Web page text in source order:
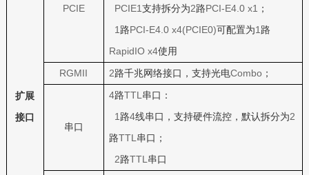
扩展
接口
PCIE PCIE1支持拆分为2路PCI-E4.0 x1 ；
1路PCI-E4.0 x4(PCIE0)可配置为1路
RapidIO x4使用
RGMII 2路千兆网络接口，支持光电Combo；
串口
4路TTL串口：
1路4线串口，支持硬件流控，默认拆分为2
路TTL串口；
2路TTL串口